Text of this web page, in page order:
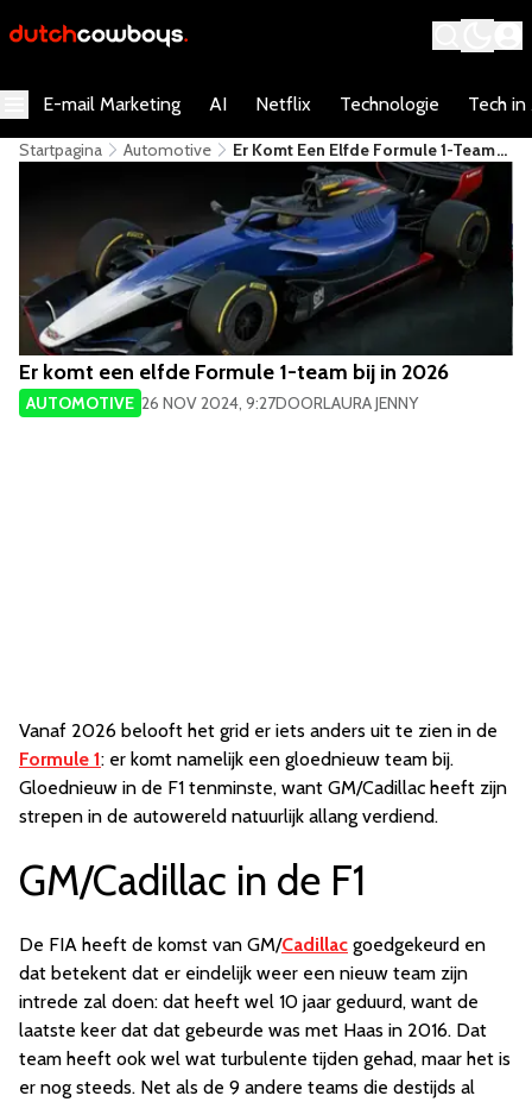
E-mail Marketing AI Netflix Technologie Tech in
Startpagina Automotive
Er Komt Een Elfde Formule 1-Team
Bij In 2026
Er komt een elfde Formule 1-team bij in 2026
AUTOMOTIVE 26 NOV 2024, 9:27DOORLAURA JENNY
Vanaf 2026 belooft het grid er iets anders uit te zien in de
Formule 1: er komt namelijk een gloednieuw team bij.
Gloednieuw in de F1 tenminste, want GM/Cadillac heeft zijn
strepen in de autowereld natuurlijk allang verdiend.
GM/Cadillac in de F1
De FIA heeft de komst van GM/Cadillac goedgekeurd en
dat betekent dat er eindelijk weer een nieuw team zijn
intrede zal doen: dat heeft wel 10 jaar geduurd, want de
laatste keer dat dat gebeurde was met Haas in 2016. Dat
team heeft ook wel wat turbulente tijden gehad, maar het is
er nog steeds. Net als de 9 andere teams die destijds al